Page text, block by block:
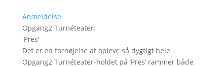
Anmeldelse
Opgang2 Turnéteater:
'Pres'
Det er en fornøjelse at opleve så dygtigt hele
Opgang2 Turnéteater-holdet på ’Pres’ rammer både